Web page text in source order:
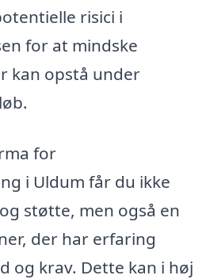
risici i
for at mindske
kan opstå under
for
i Uldum får du ikke
støtte, men også en
der har erfaring
og krav. Dette kan i høj